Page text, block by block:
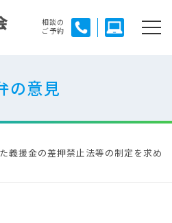
相談の
ご予約
の意見
義援金の差押禁止法等の制定を求め